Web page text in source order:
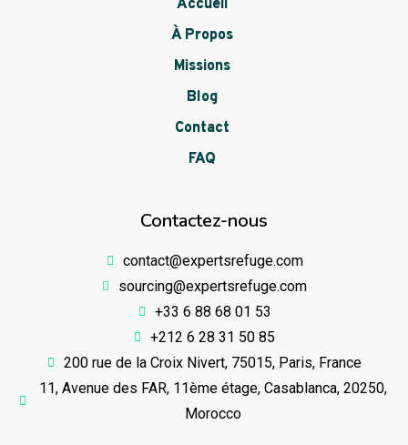
Accueil
À Propos
Missions
Blog
Contact
FAQ
Contactez-nous
contact@expertsrefuge.com
sourcing@expertsrefuge.com
+33 6 88 68 01 53
+212 6 28 31 50 85
200 rue de la Croix Nivert, 75015, Paris, France
11, Avenue des FAR, 11ème étage, Casablanca, 20250,
Morocco